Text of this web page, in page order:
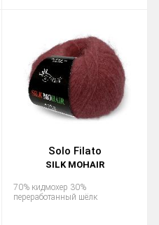
Solo Filato
SILK MOHAIR
70% кидмохер 30%
переработанный шёлк